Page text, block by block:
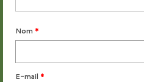
Nom *
E-mail *